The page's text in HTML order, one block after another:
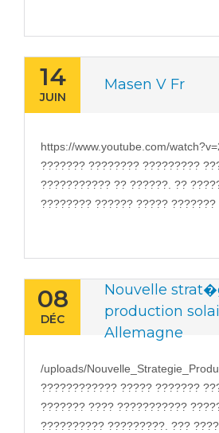
14
JUIN
Masen V Fr
https://www.youtube.com/
??????? ???????? ?????????
??????????? ?? ??????. ??
???????? ?????? ????? ???????
08
DÉC
Nouvelle
production
Allemagne
/uploads/
???????????? ????? ???????
??????? ???? ???????????
?????????? ?????????. ???